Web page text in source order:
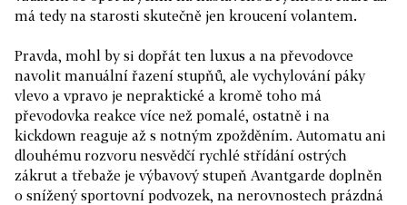
má tedy na starosti skutečně jen kroucení volantem.
Pravda, mohl by si dopřát ten luxus a na převodovce
navolit manuální řazení stupňů, ale vychylování páky
vlevo a vpravo je nepraktické a kromě toho má
převodovka reakce více než pomalé, ostatně i na
kickdown reaguje až s notným zpožděním. Automatu ani
dlouhému rozvoru nesvědčí rychlé střídání ostrých
zákrut a třebaže je výbavový stupeň Avantgarde doplněn
o snížený sportovní podvozek, na nerovnostech prázdná